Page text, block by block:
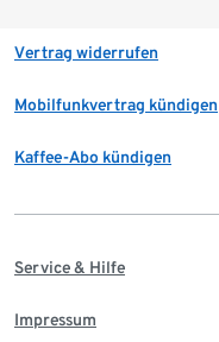
Vertrag widerrufen
Mobilfunkvertrag kündigen
Kaffee-Abo kündigen
Service & Hilfe
Impressum